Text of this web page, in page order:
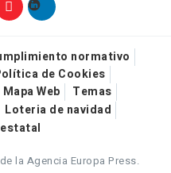
normativo
de Cookies
Mapa Web
Temas
Loteria de navidad
la Agencia Europa Press.